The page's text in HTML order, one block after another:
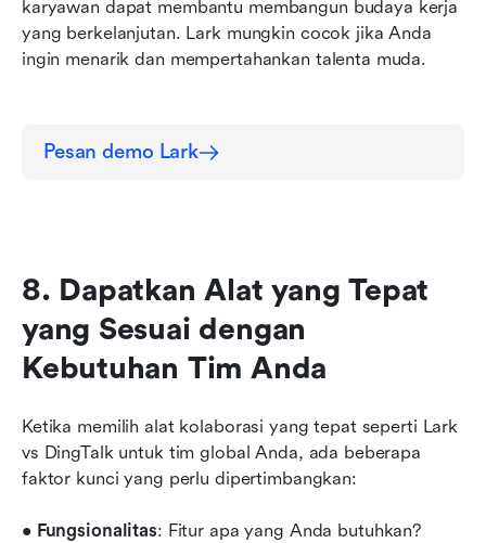
karyawan dapat membantu membangun budaya kerja
yang berkelanjutan. Lark mungkin cocok jika Anda
ingin menarik dan mempertahankan talenta muda.
Pesan demo Lark
8. Dapatkan Alat yang Tepat
yang Sesuai dengan
Kebutuhan Tim Anda
Ketika memilih alat kolaborasi yang tepat seperti Lark
vs DingTalk untuk tim global Anda, ada beberapa
faktor kunci yang perlu dipertimbangkan:
• Fungsionalitas: Fitur apa yang Anda butuhkan?